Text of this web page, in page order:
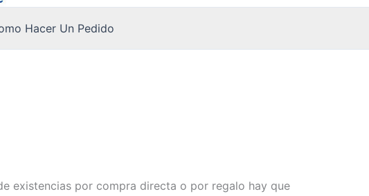
Hacer Un Pedido
existencias por compra directa o por regalo hay que